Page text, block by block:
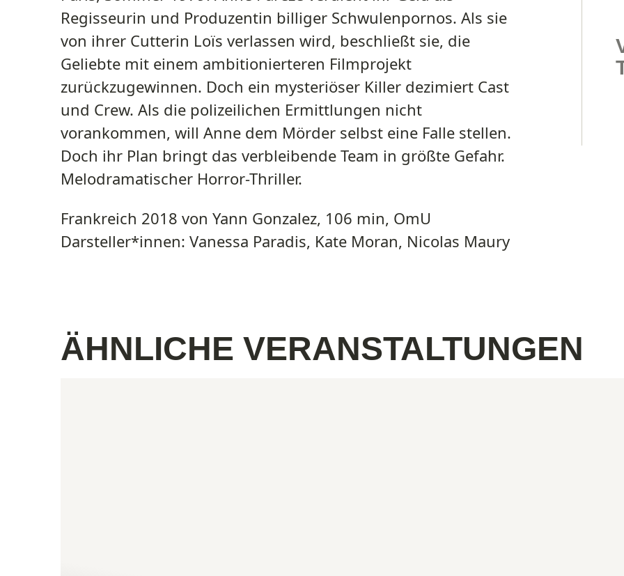
Regisseurin und Produzentin billiger Schwulenpornos. Als sie
von ihrer Cutterin Loïs verlassen wird, beschließt sie, die
Geliebte mit einem ambitionierteren Filmprojekt
zurückzugewinnen. Doch ein mysteriöser Killer dezimiert Cast
und Crew. Als die polizeilichen Ermittlungen nicht
vorankommen, will Anne dem Mörder selbst eine Falle stellen.
Doch ihr Plan bringt das verbleibende Team in größte Gefahr.
Melodramatischer Horror-Thriller.
Frankreich 2018 von Yann Gonzalez, 106 min, OmU
Darsteller*innen: Vanessa Paradis, Kate Moran, Nicolas Maury
ÄHNLICHE VERANSTALTUNGEN